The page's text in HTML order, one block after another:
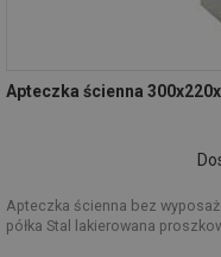
Apteczka ścienna
Apteczka ścienna bez
półka Stal lakierowana